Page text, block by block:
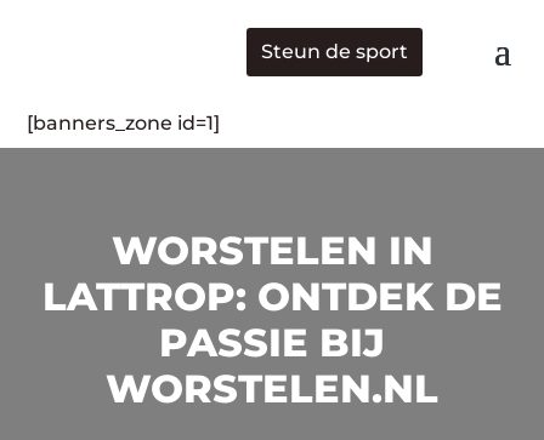
Steun de sport
[banners_zone id=1]
WORSTELEN IN
LATTROP: ONTDEK DE
PASSIE BIJ
WORSTELEN.NL